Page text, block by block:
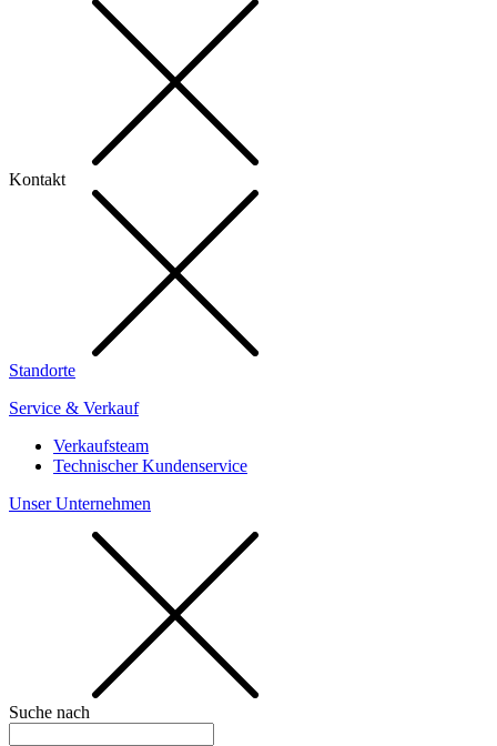
Kontakt
Standorte
Service & Verkauf
Verkaufsteam
Technischer Kundenservice
Unser Unternehmen
Suche nach